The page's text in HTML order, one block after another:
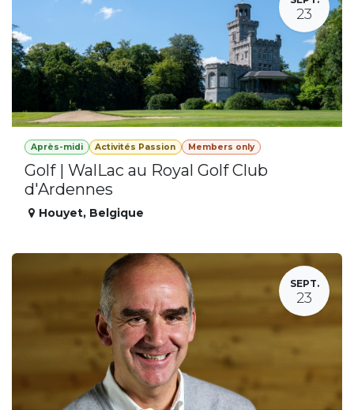
23
Après-midi Activités Passion Members only
Golf | WalLac au Royal Golf Club
d'Ardennes
Houyet, Belgique
SEPT.
23